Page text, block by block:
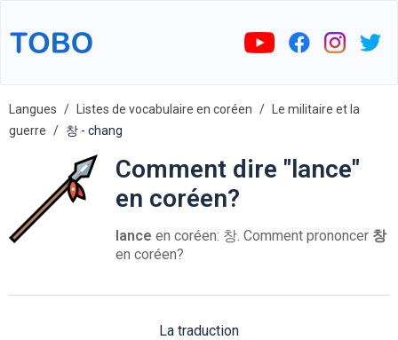
Langues Listes de vocabulaire en coréen
Le militaire et la
guerre
창 - chang
Comment dire "lance"
en coréen?
lance en coréen: 창. Comment prononcer 창
en coréen?
La traduction